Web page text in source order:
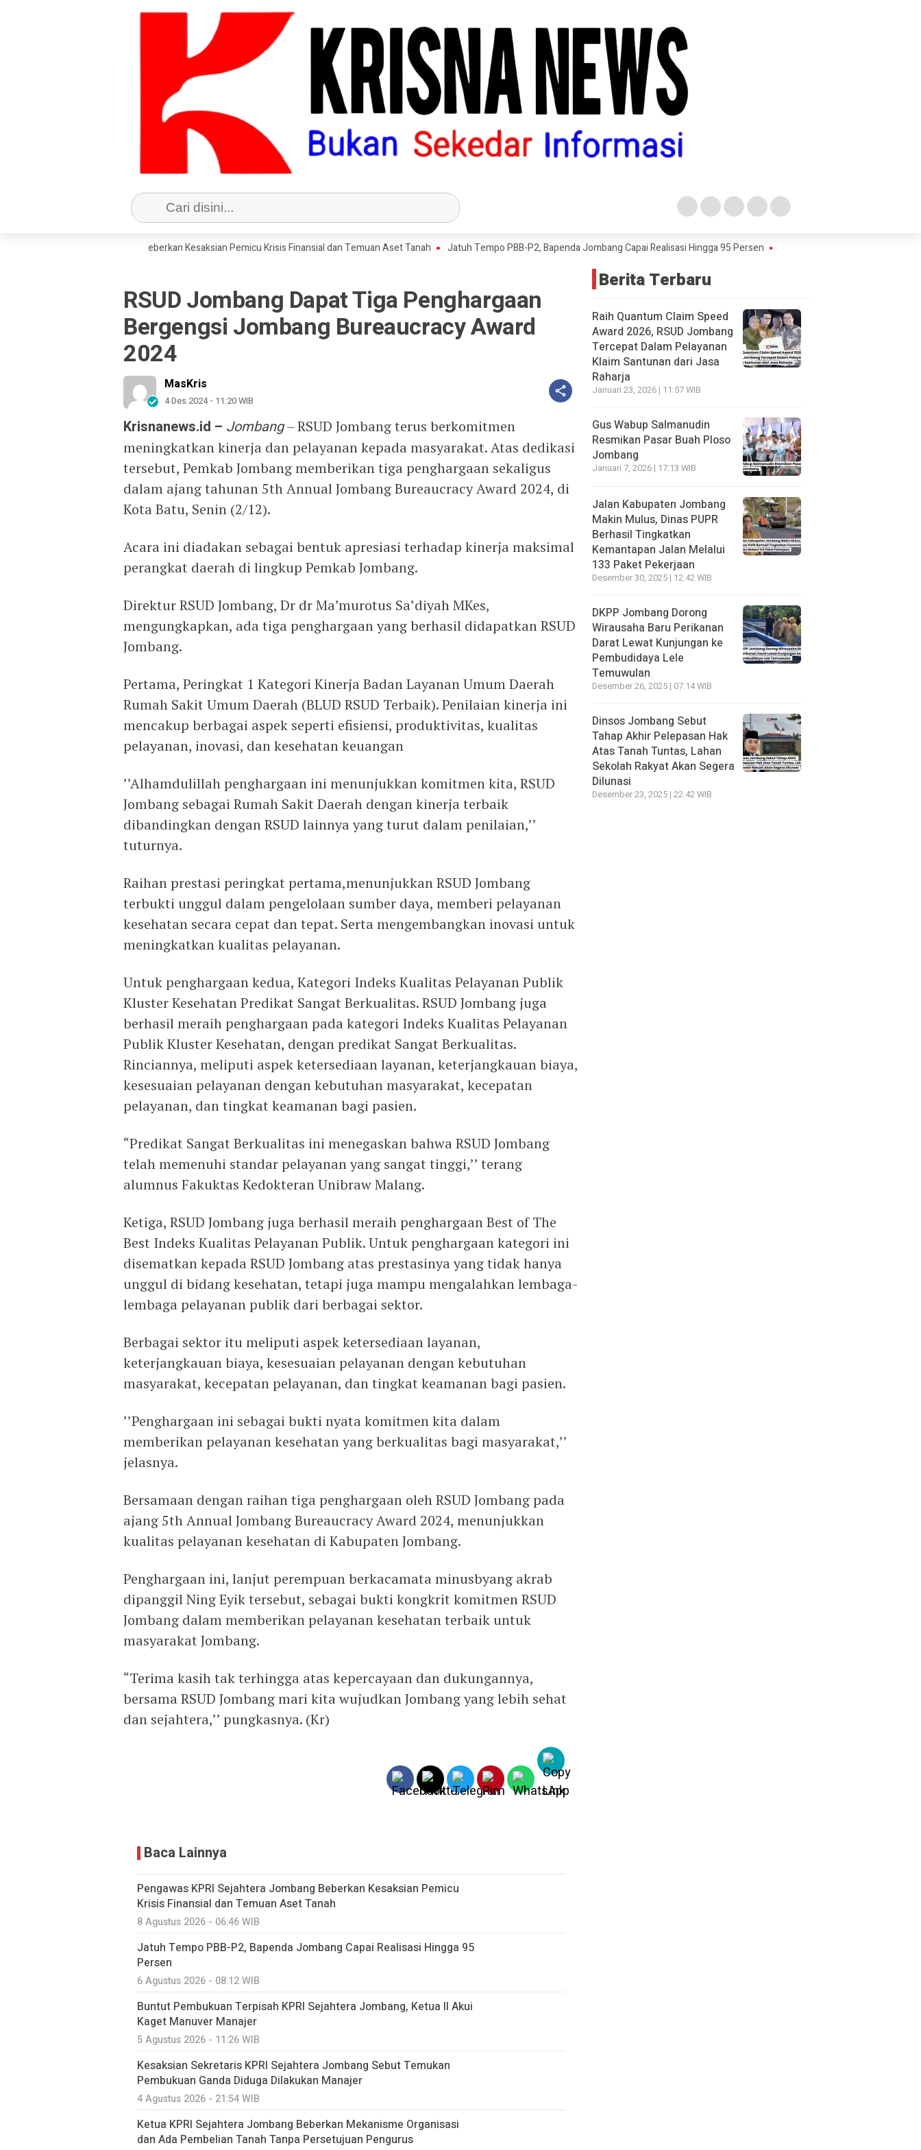
KPRI Sejahtera Jombang Beberkan Kesaksian Pemicu Krisis Finansial dan Temuan Aset Tanah Jatuh Tempo PBB-P2, Bapenda Jombang Capai Realisasi Hingga 95 Persen Buntut Pembukuan Terpisah KPRI
RSUD Jombang Dapat Tiga Penghargaan
Bergengsi Jombang Bureaucracy Award
2024
MasKris
4 Des 2024 - 11:20 WIB
Krisnanews.id – Jombang– RSUD Jombang terus berkomitmen
meningkatkan kinerja dan pelayanan kepada masyarakat. Atas dedikasi
tersebut, Pemkab Jombang memberikan tiga penghargaan sekaligus
dalam ajang tahunan 5th Annual Jombang Bureaucracy Award 2024, di
Kota Batu, Senin (2/12).
Acara ini diadakan sebagai bentuk apresiasi terhadap kinerja maksimal
perangkat daerah di lingkup Pemkab Jombang.
Direktur RSUD Jombang, Dr dr Ma’murotus Sa’diyah MKes,
mengungkapkan, ada tiga penghargaan yang berhasil didapatkan RSUD
Jombang.
Pertama, Peringkat 1 Kategori Kinerja Badan Layanan Umum Daerah
Rumah Sakit Umum Daerah (BLUD RSUD Terbaik). Penilaian kinerja ini
mencakup berbagai aspek seperti efisiensi, produktivitas, kualitas
pelayanan, inovasi, dan kesehatan keuangan
’’Alhamdulillah penghargaan ini menunjukkan komitmen kita, RSUD
Jombang sebagai Rumah Sakit Daerah dengan kinerja terbaik
dibandingkan dengan RSUD lainnya yang turut dalam penilaian,’’
tuturnya.
Raihan prestasi peringkat pertama,menunjukkan RSUD Jombang
terbukti unggul dalam pengelolaan sumber daya, memberi pelayanan
kesehatan secara cepat dan tepat. Serta mengembangkan inovasi untuk
meningkatkan kualitas pelayanan.
Untuk penghargaan kedua, Kategori Indeks Kualitas Pelayanan Publik
Kluster Kesehatan Predikat Sangat Berkualitas. RSUD Jombang juga
berhasil meraih penghargaan pada kategori Indeks Kualitas Pelayanan
Publik Kluster Kesehatan, dengan predikat Sangat Berkualitas.
Rinciannya, meliputi aspek ketersediaan layanan, keterjangkauan biaya,
kesesuaian pelayanan dengan kebutuhan masyarakat, kecepatan
pelayanan, dan tingkat keamanan bagi pasien.
“Predikat Sangat Berkualitas ini menegaskan bahwa RSUD Jombang
telah memenuhi standar pelayanan yang sangat tinggi,’’ terang
alumnus Fakuktas Kedokteran Unibraw Malang.
Ketiga, RSUD Jombang juga berhasil meraih penghargaan Best of The
Best Indeks Kualitas Pelayanan Publik. Untuk penghargaan kategori ini
disematkan kepada RSUD Jombang atas prestasinya yang tidak hanya
unggul di bidang kesehatan, tetapi juga mampu mengalahkan lembaga-
lembaga pelayanan publik dari berbagai sektor.
Berbagai sektor itu meliputi aspek ketersediaan layanan,
keterjangkauan biaya, kesesuaian pelayanan dengan kebutuhan
masyarakat, kecepatan pelayanan, dan tingkat keamanan bagi pasien.
’’Penghargaan ini sebagai bukti nyata komitmen kita dalam
memberikan pelayanan kesehatan yang berkualitas bagi masyarakat,’’
jelasnya.
Bersamaan dengan raihan tiga penghargaan oleh RSUD Jombang pada
ajang 5th Annual Jombang Bureaucracy Award 2024, menunjukkan
kualitas pelayanan kesehatan di Kabupaten Jombang.
Penghargaan ini, lanjut perempuan berkacamata minusbyang akrab
dipanggil Ning Eyik tersebut, sebagai bukti kongkrit komitmen RSUD
Jombang dalam memberikan pelayanan kesehatan terbaik untuk
masyarakat Jombang.
“Terima kasih tak terhingga atas kepercayaan dan dukungannya,
bersama RSUD Jombang mari kita wujudkan Jombang yang lebih sehat
dan sejahtera,’’ pungkasnya. (Kr)
Baca Lainnya
Pengawas KPRI Sejahtera Jombang Beberkan Kesaksian Pemicu
Krisis Finansial dan Temuan Aset Tanah
8 Agustus 2026 - 06:46 WIB
Jatuh Tempo PBB-P2, Bapenda Jombang Capai Realisasi Hingga 95
Persen
6 Agustus 2026 - 08:12 WIB
Buntut Pembukuan Terpisah KPRI Sejahtera Jombang, Ketua II Akui
Kaget Manuver Manajer
5 Agustus 2026 - 11:26 WIB
Kesaksian Sekretaris KPRI Sejahtera Jombang Sebut Temukan
Pembukuan Ganda Diduga Dilakukan Manajer
4 Agustus 2026 - 21:54 WIB
Ketua KPRI Sejahtera Jombang Beberkan Mekanisme Organisasi
dan Ada Pembelian Tanah Tanpa Persetujuan Pengurus
Berita Terbaru
Raih Quantum Claim Speed
Award 2026, RSUD Jombang
Tercepat Dalam Pelayanan
Klaim Santunan dari Jasa
Raharja
Januari 23, 2026 | 11:57 WIB
Gus Wabup Salmanudin
Resmikan Pasar Buah Ploso
Jombang
Januari 7, 2026 | 17:13 WIB
Jalan Kabupaten Jombang
Makin Mulus, Dinas PUPR
Berhasil Tingkatkan
Kemantapan Jalan Melalui
133 Paket Pekerjaan
Desember 30, 2025 | 12:42 WIB
DKPP Jombang Dorong
Wirausaha Baru Perikanan
Darat Lewat Kunjungan ke
Pembudidaya Lele
Temuwulan
Desember 26, 2025 | 07:14 WIB
Dinsos Jombang Sebut
Tahap Akhir Pelepasan Hak
Atas Tanah Tuntas, Lahan
Sekolah Rakyat Akan Segera
Dilunasi
Desember 23, 2025 | 22:42 WIB